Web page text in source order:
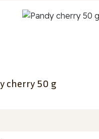
cherry 50 g